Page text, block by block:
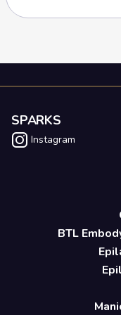
SPARKS
Instagram
BTL